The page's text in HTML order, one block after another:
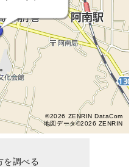
©2026 ZENRIN DataCom
地図データ©2026 ZENRIN
を調べる